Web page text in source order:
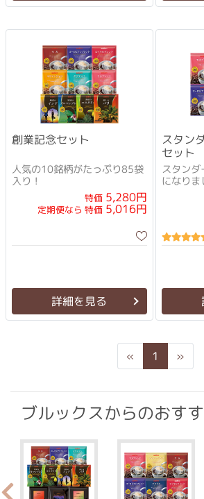
創業記念セット
人気の10銘柄がたっぷり85袋
入り！
特価5,280円
定期便なら 特価5,016円
詳細を見る
スタン
セット
スタン
になりま
« Previous
1 »Next
ブルックスからのおす